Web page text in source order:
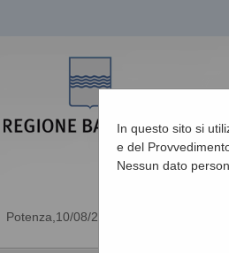
10/08/2026 13:44
In questo sito si
e del
Nessun dato